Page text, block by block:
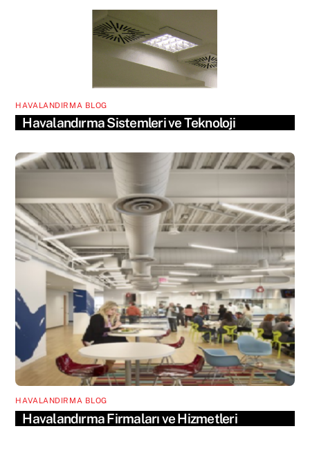
HAVALANDIRMA BLOG
Havalandırma Sistemleri ve Teknoloji
HAVALANDIRMA BLOG
Havalandırma Firmaları ve Hizmetleri